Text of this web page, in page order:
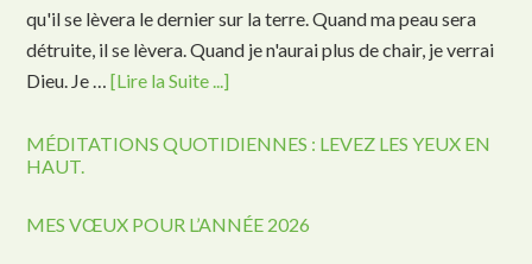
qu'il se lèvera le dernier sur la terre. Quand ma peau sera
détruite, il se lèvera. Quand je n'aurai plus de chair, je verrai
Dieu. Je …[Lire la Suite ...]
MÉDITATIONS QUOTIDIENNES : LEVEZ LES YEUX EN
HAUT.
MES VŒUX POUR L’ANNÉE 2026